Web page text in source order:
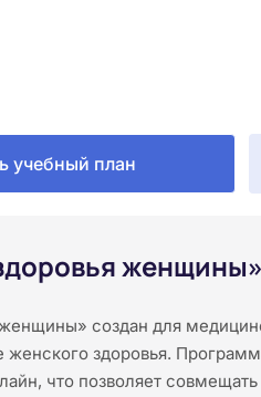
учебный план
создан для
женского здоровья.
что позволяет